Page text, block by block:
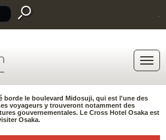
borde le boulevard Midosuji, qui est l'une des
voyageurs y trouveront notamment des
gouvernementales. Le Cross Hotel Osaka est
Osaka.